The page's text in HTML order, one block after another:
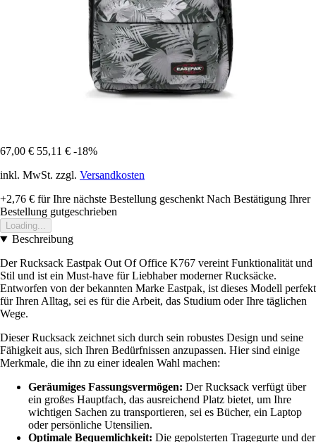
67,00 € 55,11 € -18%
inkl. MwSt. zzgl. Versandkosten
+2,76 € für Ihre nächste Bestellung geschenkt Nach Bestätigung Ihrer
Bestellung gutgeschrieben
Loading...
Beschreibung
Der Rucksack Eastpak Out Of Office K767 vereint Funktionalität und
Stil und ist ein Must-have für Liebhaber moderner Rucksäcke.
Entworfen von der bekannten Marke Eastpak, ist dieses Modell perfekt
für Ihren Alltag, sei es für die Arbeit, das Studium oder Ihre täglichen
Wege.
Dieser Rucksack zeichnet sich durch sein robustes Design und seine
Fähigkeit aus, sich Ihren Bedürfnissen anzupassen. Hier sind einige
Merkmale, die ihn zu einer idealen Wahl machen:
Geräumiges Fassungsvermögen: Der Rucksack verfügt über
ein großes Hauptfach, das ausreichend Platz bietet, um Ihre
wichtigen Sachen zu transportieren, sei es Bücher, ein Laptop
oder persönliche Utensilien.
Optimale Bequemlichkeit: Die gepolsterten Tragegurte und der